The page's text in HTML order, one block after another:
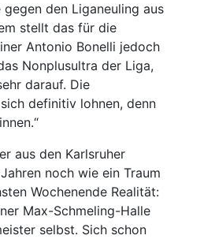
den Liganeuling aus
stellt das für die
Antonio Bonelli jedoch
Nonplusultra der Liga,
darauf. Die
definitiv lohnen, denn
aus den Karlsruher
noch wie ein Traum
Wochenende Realität:
Max-Schmeling-Halle
selbst. Sich schon